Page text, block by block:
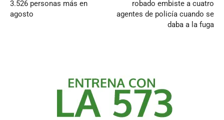
3.526 personas más en
agosto
robado embiste a cuatro
agentes de policía cuando se
daba a la fuga